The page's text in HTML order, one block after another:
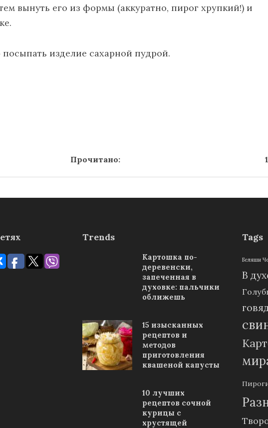
вынуть его из формы (аккуратно, пирог хрупкий!) и
изделие сахарной пудрой.
Прочитано:
Trends
Картошка по-
деревенски,
запеченная в
духовке: пальчики
оближешь
15 изысканных
рецептов и
методов
приготовления
квашеной капусты
10 лучших
рецептов сочной
курицы с
хрустящей
Tags
Беляши
В